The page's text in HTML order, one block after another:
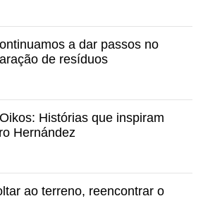
a dar passos no
de resíduos
Histórias que inspiram
Hernández
ao terreno, reencontrar o